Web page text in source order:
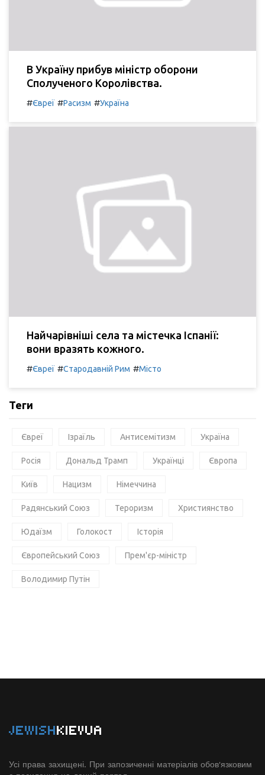
В Україну прибув міністр оборони
Сполученого Королівства.
#Євреї #Расизм #Україна
Найчарівніші села та містечка Іспанії:
вони вразять кожного.
#Євреї #Стародавній Рим #Місто
Теги
Євреї Ізраїль Антисемітизм Україна
Росія Дональд Трамп Українці Європа
Київ Нацизм Німеччина
Радянський Союз Тероризм Християнство
Юдаїзм Голокост Історія
Європейський Союз Прем'єр-міністр
Володимир Путін
JEWISHKIEVUA
Усі права захищені. При запозиченні матеріалів обов'язковим